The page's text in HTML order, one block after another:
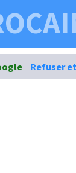
Refuser